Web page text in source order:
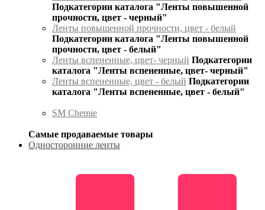
Подкатегории каталога "Ленты повышенной
прочности, цвет - черный"
Ленты повышенной прочности, цвет - белый
Подкатегории каталога "Ленты повышенной
прочности, цвет - белый"
Ленты вспененные, цвет- черный Подкатегории
каталога "Ленты вспененные, цвет- черный"
Ленты вспененные, цвет - белый Подкатегории
каталога "Ленты вспененные, цвет - белый"
SM Chemie
Самые продаваемые товары
Односторонние ленты